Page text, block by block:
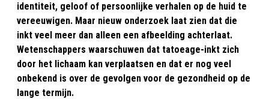
identiteit, geloof of persoonlijke verhalen op de huid te
vereeuwigen. Maar nieuw onderzoek laat zien dat die
inkt veel meer dan alleen een afbeelding achterlaat.
Wetenschappers waarschuwen dat tatoeage-inkt zich
door het lichaam kan verplaatsen en dat er nog veel
onbekend is over de gevolgen voor de gezondheid op de
lange termijn.